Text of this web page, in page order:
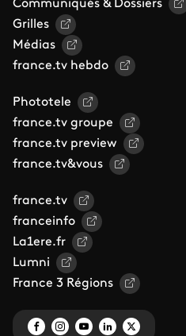
Communiqués & Dossiers
Grilles
Médias
france.tv hebdo
Phototele
france.tv groupe
france.tv preview
france.tv&vous
france.tv
franceinfo
La1ere.fr
Lumni
France 3 Régions